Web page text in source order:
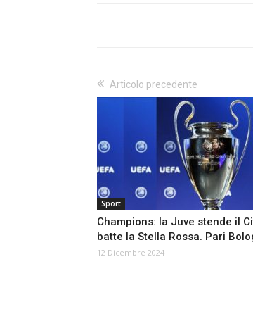
Articolo precedente
Sport
Champions: la Juve stende il
batte la Stella Rossa. Pari
12 Dicembre 2024